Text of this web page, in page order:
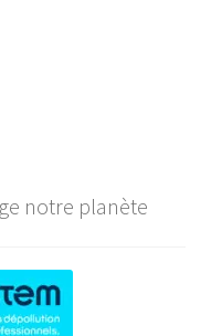
notre planète